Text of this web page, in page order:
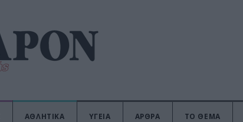
ΑΘΛΗΤΙΚΑ ΥΓΕΙΑ ΑΡΘΡΑ ΤΟ ΘΕΜΑ